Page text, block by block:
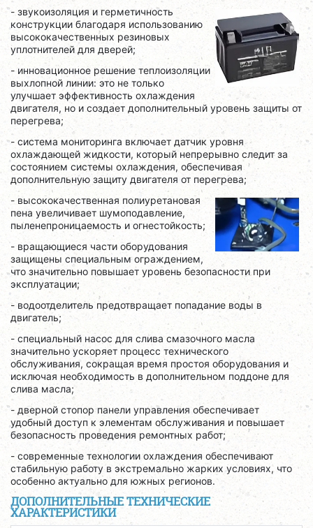
- звукоизоляция и герметичность
конструкции благодаря использованию
высококачественных резиновых
уплотнителей для дверей;
- инновационное решение теплоизоляции
выхлопной линии: это не только
улучшает эффективность охлаждения
двигателя, но и создает дополнительный уровень защиты от
перегрева;
- система мониторинга включает датчик уровня
охлаждающей жидкости, который непрерывно следит за
состоянием системы охлаждения, обеспечивая
дополнительную защиту двигателя от перегрева;
- высококачественная полиуретановая
пена увеличивает шумоподавление,
пыленепроницаемость и огнестойкость;
- вращающиеся части оборудования
защищены специальным ограждением,
что значительно повышает уровень безопасности при
эксплуатации;
- водоотделитель предотвращает попадание воды в
двигатель;
- специальный насос для слива смазочного масла
значительно ускоряет процесс технического
обслуживания, сокращая время простоя оборудования и
исключая необходимость в дополнительном поддоне для
слива масла;
- дверной стопор панели управления обеспечивает
удобный доступ к элементам обслуживания и повышает
безопасность проведения ремонтных работ;
- современные технологии охлаждения обеспечивают
стабильную работу в экстремально жарких условиях, что
особенно актуально для южных регионов.
ДОПОЛНИТЕЛЬНЫЕ ТЕХНИЧЕСКИЕ
ХАРАКТЕРИСТИКИ